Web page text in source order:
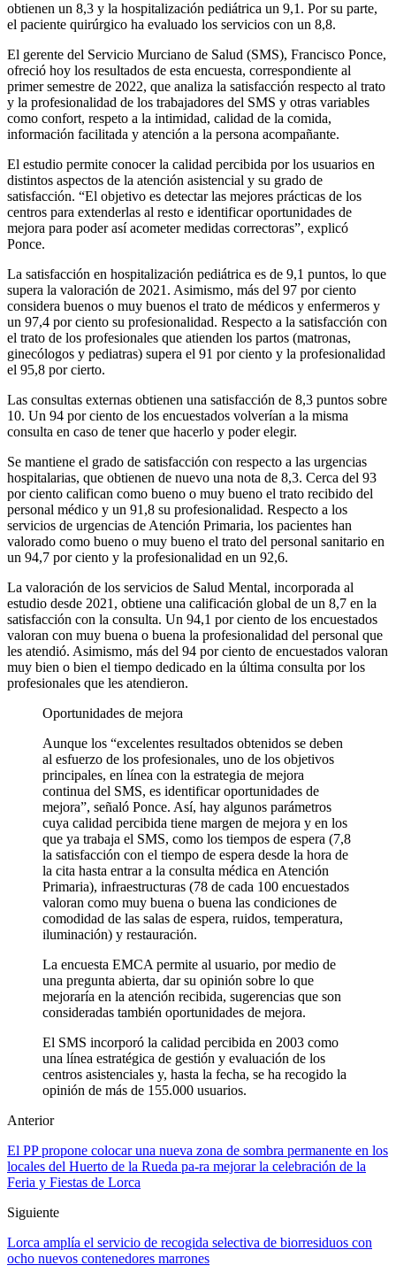
obtienen un 8,3 y la hospitalización pediátrica un 9,1. Por su parte,
el paciente quirúrgico ha evaluado los servicios con un 8,8.
El gerente del Servicio Murciano de Salud (SMS), Francisco Ponce,
ofreció hoy los resultados de esta encuesta, correspondiente al
primer semestre de 2022, que analiza la satisfacción respecto al trato
y la profesionalidad de los trabajadores del SMS y otras variables
como confort, respeto a la intimidad, calidad de la comida,
información facilitada y atención a la persona acompañante.
El estudio permite conocer la calidad percibida por los usuarios en
distintos aspectos de la atención asistencial y su grado de
satisfacción. “El objetivo es detectar las mejores prácticas de los
centros para extenderlas al resto e identificar oportunidades de
mejora para poder así acometer medidas correctoras”, explicó
Ponce.
La satisfacción en hospitalización pediátrica es de 9,1 puntos, lo que
supera la valoración de 2021. Asimismo, más del 97 por ciento
considera buenos o muy buenos el trato de médicos y enfermeros y
un 97,4 por ciento su profesionalidad. Respecto a la satisfacción con
el trato de los profesionales que atienden los partos (matronas,
ginecólogos y pediatras) supera el 91 por ciento y la profesionalidad
el 95,8 por cierto.
Las consultas externas obtienen una satisfacción de 8,3 puntos sobre
10. Un 94 por ciento de los encuestados volverían a la misma
consulta en caso de tener que hacerlo y poder elegir.
Se mantiene el grado de satisfacción con respecto a las urgencias
hospitalarias, que obtienen de nuevo una nota de 8,3. Cerca del 93
por ciento califican como bueno o muy bueno el trato recibido del
personal médico y un 91,8 su profesionalidad. Respecto a los
servicios de urgencias de Atención Primaria, los pacientes han
valorado como bueno o muy bueno el trato del personal sanitario en
un 94,7 por ciento y la profesionalidad en un 92,6.
La valoración de los servicios de Salud Mental, incorporada al
estudio desde 2021, obtiene una calificación global de un 8,7 en la
satisfacción con la consulta. Un 94,1 por ciento de los encuestados
valoran con muy buena o buena la profesionalidad del personal que
les atendió. Asimismo, más del 94 por ciento de encuestados valoran
muy bien o bien el tiempo dedicado en la última consulta por los
profesionales que les atendieron.
Oportunidades de mejora
Aunque los “excelentes resultados obtenidos se deben
al esfuerzo de los profesionales, uno de los objetivos
principales, en línea con la estrategia de mejora
continua del SMS, es identificar oportunidades de
mejora”, señaló Ponce. Así, hay algunos parámetros
cuya calidad percibida tiene margen de mejora y en los
que ya trabaja el SMS, como los tiempos de espera (7,8
la satisfacción con el tiempo de espera desde la hora de
la cita hasta entrar a la consulta médica en Atención
Primaria), infraestructuras (78 de cada 100 encuestados
valoran como muy buena o buena las condiciones de
comodidad de las salas de espera, ruidos, temperatura,
iluminación) y restauración.
La encuesta EMCA permite al usuario, por medio de
una pregunta abierta, dar su opinión sobre lo que
mejoraría en la atención recibida, sugerencias que son
consideradas también oportunidades de mejora.
El SMS incorporó la calidad percibida en 2003 como
una línea estratégica de gestión y evaluación de los
centros asistenciales y, hasta la fecha, se ha recogido la
opinión de más de 155.000 usuarios.
Anterior
El PP propone colocar una nueva zona de sombra permanente en los
locales del Huerto de la Rueda pa-ra mejorar la celebración de la
Feria y Fiestas de Lorca
Siguiente
Lorca amplía el servicio de recogida selectiva de biorresiduos con
ocho nuevos contenedores marrones